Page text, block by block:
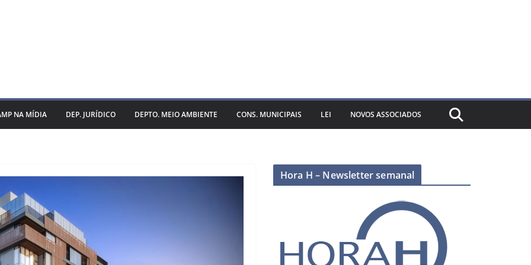
NA MÍDIA DEP. JURÍDICO DEPTO. MEIO AMBIENTE CONS. MUNICIPAIS LEI NOVOS ASSOCIADOS
Hora H – Newsletter semanal